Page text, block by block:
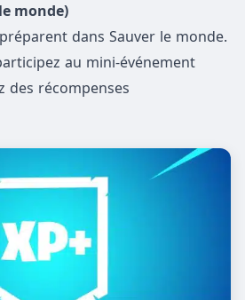
monde)
dans Sauver le monde.
au mini-événement
des récompenses